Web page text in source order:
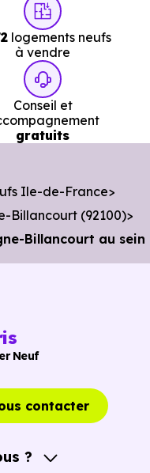
de Boulogne-
en voiture ou à 1.5 km,
à 3.4 km, soit 6 min en
à pied.
Trapeze à 609 m, soit 2
4 min à pied
logements neufs
à vendre
Conseil et
gratuits
Ile-de-France
Billancourt (92100)
Billancourt au
Neuf
contacter
?